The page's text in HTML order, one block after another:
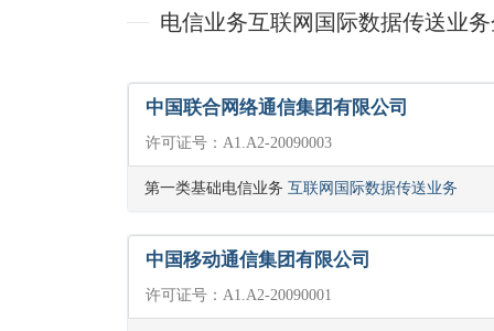
电信业务互联网国际数据传送业
中国联合网络通信集团有限公司
许可证号：A1.A2-20090003
第一类基础电信业务 互联网国际数据传送业务
中国移动通信集团有限公司
许可证号：A1.A2-20090001